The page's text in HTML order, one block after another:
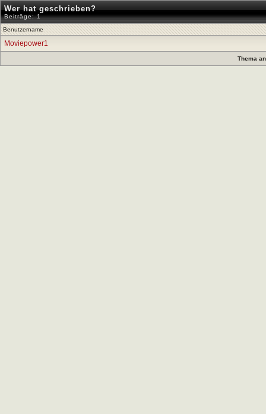
Wer hat geschrieben?
Beiträge: 1
Benutzername
Moviepower1
Thema